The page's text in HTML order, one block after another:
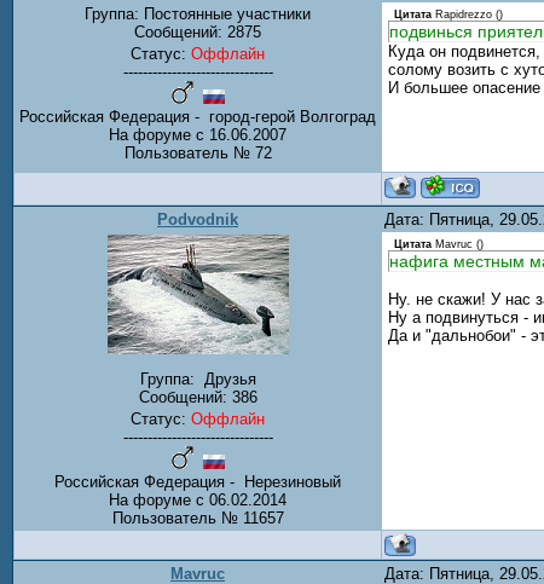
Группа: Постоянные участники
Сообщений: 2875
Статус: Оффлайн
-------------------------------
Российская Федерация - город-герой Волгоград
На форуме с 16.06.2007
Пользователь № 72
Цитата Rapidrezzo ()
подвинься
Куда он
солому возить с
И большее
Podvodnik Дата: Пятница,
Группа: Друзья
Сообщений: 386
Статус: Оффлайн
-------------------------------
Российская Федерация - Нерезиновый
На форуме с 06.02.2014
Пользователь № 11657
Цитата Mavruc ()
нафига местным
Ну. не скажи! У нас
Ну а подвинуться -
Да и "дальнобои" -
Mavruc Дата: Пятница,